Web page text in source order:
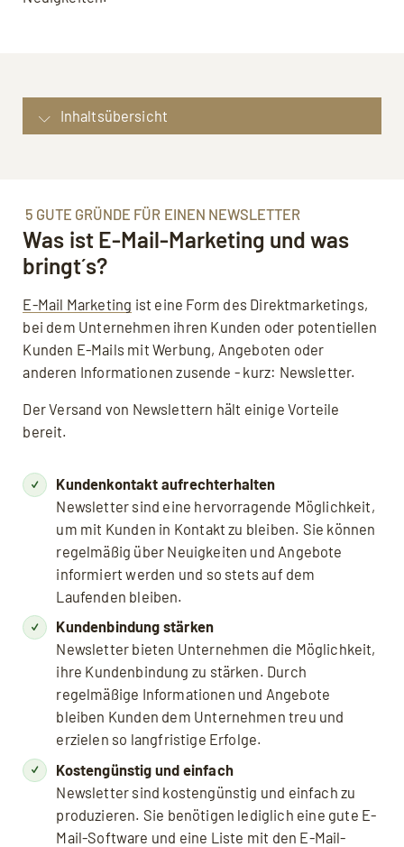
Inhaltsübersicht
Newsletter, der funktioniert: Experten-Tipps
für Ihren Newsletter
Newsletter einrichten: Einrichtung und
Datenschutz
Unterstützung im Newsletter-Marketing: Los
geht´s mit Ihrem Newsletter
Darf’s ein bisschen mehr sein?
5 GUTE GRÜNDE FÜR EINEN NEWSLETTER
Was ist E-Mail-Marketing und was
bringt´s?
E-Mail Marketing ist eine Form des Direktmarketings,
bei dem Unternehmen ihren Kunden oder potentiellen
Kunden E-Mails mit Werbung, Angeboten oder
anderen Informationen zusende - kurz: Newsletter.
Der Versand von Newslettern hält einige Vorteile
bereit.
Kundenkontakt aufrechterhalten
Newsletter sind eine hervorragende Möglichkeit,
um mit Kunden in Kontakt zu bleiben. Sie können
regelmäßig über Neuigkeiten und Angebote
informiert werden und so stets auf dem
Laufenden bleiben.
Kundenbindung stärken
Newsletter bieten Unternehmen die Möglichkeit,
ihre Kundenbindung zu stärken. Durch
regelmäßige Informationen und Angebote
bleiben Kunden dem Unternehmen treu und
erzielen so langfristige Erfolge.
Kostengünstig und einfach
Newsletter sind kostengünstig und einfach zu
produzieren. Sie benötigen lediglich eine gute E-
Mail-Software und eine Liste mit den E-Mail-
Mit dem Aufruf des Videos erklären Sie sich
einverstanden, dass Ihre Daten an YouTube
übermittelt werden und Sie die
Datenschutzerklärungakzeptieren.